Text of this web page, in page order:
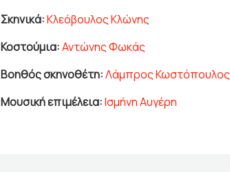
Σκηνικά:Κλεόβουλος Κλώνης
Κοστούμια:Αντώνης Φωκάς
Βοηθός σκηνοθέτη:Λάμπρος Κωστόπουλος
Μουσική επιμέλεια:Ισμήνη Αυγέρη